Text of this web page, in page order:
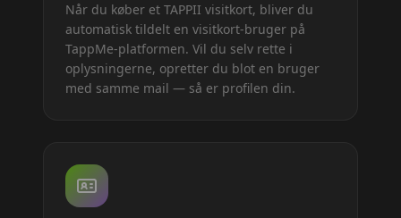
Når du køber et TAPPII visitkort, bliver du
automatisk tildelt en visitkort-bruger på
TappMe-platformen. Vil du selv rette i
oplysningerne, opretter du blot en bruger
med samme mail — så er profilen din.